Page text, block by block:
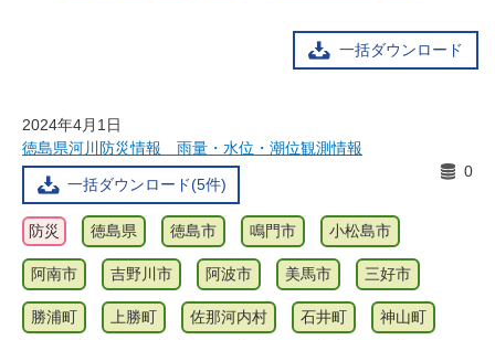
一括ダウンロード
2024年4月1日
徳島県河川防災情報 雨量・水位・潮位観測情報
一括ダウンロード(5件)
0
防災 徳島県 徳島市 鳴門市 小松島市
阿南市 吉野川市 阿波市 美馬市 三好市
勝浦町 上勝町 佐那河内村 石井町 神山町